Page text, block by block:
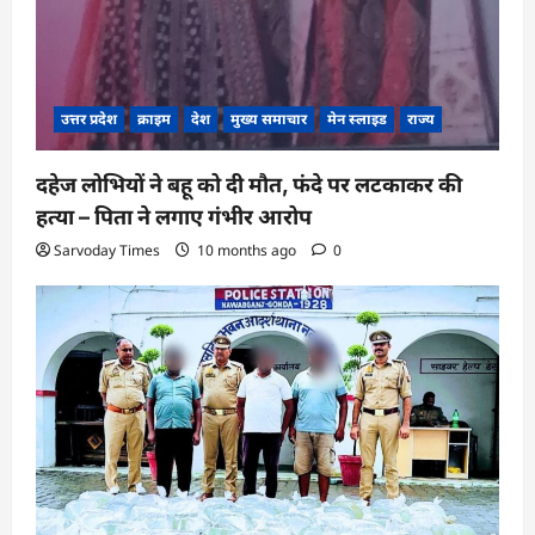
उत्तर प्रदेश क्राइम देश मुख्य समाचार मेन स्लाइड राज्य
दहेज लोभियों ने बहू को दी मौत, फंदे पर लटकाकर की
हत्या – पिता ने लगाए गंभीर आरोप
Sarvoday Times 10 months ago 0